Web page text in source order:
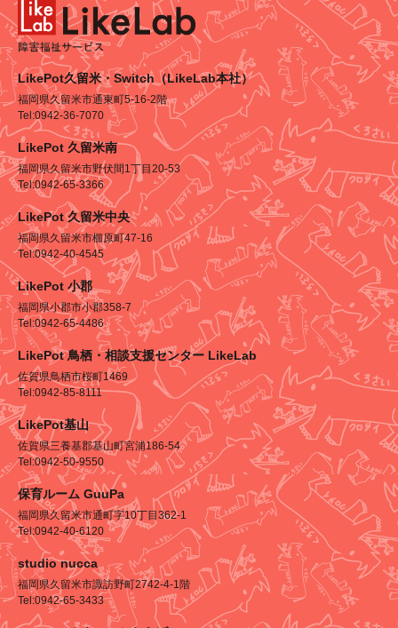
LikePot久留米・Switch（LikeLab本社）
福岡県久留米市通東町5-16-2階
Tel:0942-36-7070
LikePot 久留米南
福岡県久留米市野伏間1丁目20-53
Tel:0942-65-3366
LikePot 久留米中央
福岡県久留米市櫛原町47-16
Tel:0942-40-4545
LikePot 小郡
福岡県小郡市小郡358-7
Tel:0942-65-4486
LikePot 鳥栖・相談支援センター LikeLab
佐賀県鳥栖市桜町1469
Tel:0942-85-8111
LikePot基山
佐賀県三養基郡基山町宮浦186-54
Tel:0942-50-9550
保育ルーム GuuPa
福岡県久留米市通町字10丁目362-1
Tel:0942-40-6120
studio nucca
福岡県久留米市諏訪野町2742-4-1階
Tel:0942-65-3433